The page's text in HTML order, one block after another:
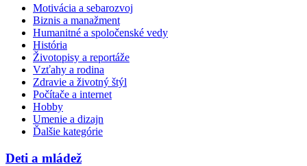
Motivácia a sebarozvoj
Biznis a manažment
Humanitné a spoločenské vedy
História
Životopisy a reportáže
Vzťahy a rodina
Zdravie a životný štýl
Počítače a internet
Hobby
Umenie a dizajn
Ďalšie kategórie
Deti a mládež